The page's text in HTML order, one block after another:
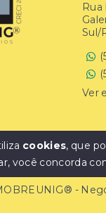
Rua
Sul/
Ver
-
cookies, que
você concorda